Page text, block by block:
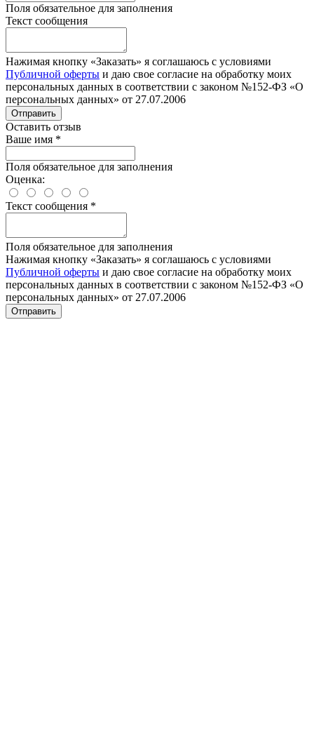
Поля обязательное для заполнения
Текст сообщения
Нажимая кнопку «Заказать» я соглашаюсь с условиями
Публичной оферты и даю свое согласие на обработку моих
персональных данных в соответствии с законом №152-ФЗ «О
персональных данных» от 27.07.2006
Отправить
Оставить отзыв
Ваше имя *
Поля обязательное для заполнения
Оценка:
Текст сообщения *
Поля обязательное для заполнения
Нажимая кнопку «Заказать» я соглашаюсь с условиями
Публичной оферты и даю свое согласие на обработку моих
персональных данных в соответствии с законом №152-ФЗ «О
персональных данных» от 27.07.2006
Отправить